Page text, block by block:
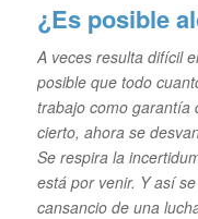
¿Es posible
A veces resulta difícil
posible que todo
trabajo como garantía
cierto, ahora se
Se respira la
está por venir. Y así
cansancio de una